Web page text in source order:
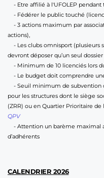
- Etre affilié à l'UFOLEP pendant
- Fédérer le public touché
- 3 actions maximum par
actions),
- Les clubs omnisport (plusieurs
devront déposer qu’un seul dossier
- Minimum de 10 licenciés lors
- Le budget doit comprendre
- Seuil minimum de subvention
pour les structures dont le siège
(ZRR) ou en Quartier Prioritaire
QPV
- Attention un barème maximal
d’adhérents
CALENDRIER 2026